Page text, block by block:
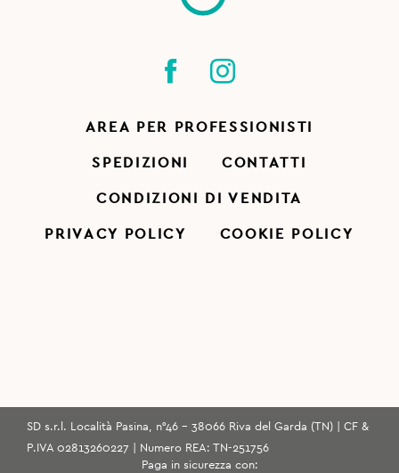
AREA PER PROFESSIONISTI
SPEDIZIONI CONTATTI
CONDIZIONI DI VENDITA
PRIVACY POLICY COOKIE POLICY
SD s.r.l. Località Pasina, n°46 - 38066 Riva del Garda (TN) | CF &
P.IVA 02813260227 | Numero REA: TN-251756
Paga in sicurezza con: